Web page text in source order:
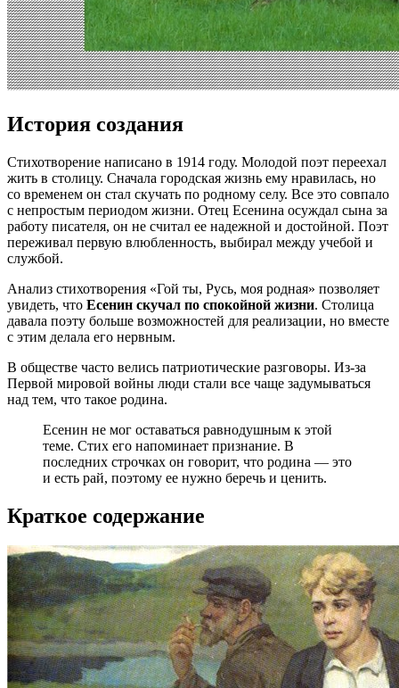
История создания
Стихотворение написано в 1914 году. Молодой поэт переехал
жить в столицу. Сначала городская жизнь ему нравилась, но
со временем он стал скучать по родному селу. Все это совпало
с непростым периодом жизни. Отец Есенина осуждал сына за
работу писателя, он не считал ее надежной и достойной. Поэт
переживал первую влюбленность, выбирал между учебой и
службой.
Анализ стихотворения «Гой ты, Русь, моя родная» позволяет
увидеть, что Есенин скучал по спокойной жизни. Столица
давала поэту больше возможностей для реализации, но вместе
с этим делала его нервным.
В обществе часто велись патриотические разговоры. Из-за
Первой мировой войны люди стали все чаще задумываться
над тем, что такое родина.
Есенин не мог оставаться равнодушным к этой
теме. Стих его напоминает признание. В
последних строчках он говорит, что родина — это
и есть рай, поэтому ее нужно беречь и ценить.
Краткое содержание